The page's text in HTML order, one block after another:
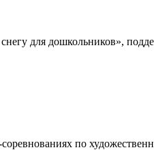
для дошкольников»,
по